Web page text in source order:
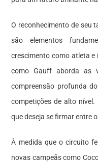
O reconhecimento de seu
são elementos
crescimento como atleta e
como Gauff aborda as
compreensão profunda
competições de alto
que deseja se firmar entre
À medida que o circuito
novas campeãs como